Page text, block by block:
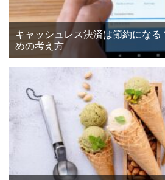
キャッシュレス決済は節約になる
めの考え方